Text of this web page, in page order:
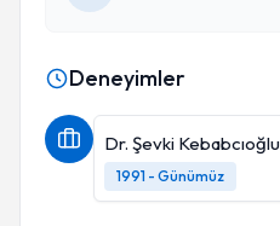
Deneyimler
Dr. Şevki Kebabcıoğlu
1991 - Günümüz